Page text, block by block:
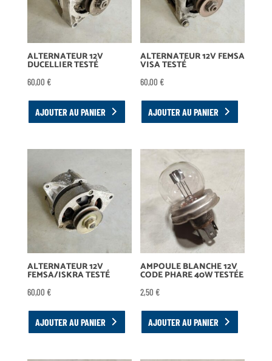
ALTERNATEUR 12V
DUCELLIER TESTÉ
60,00 €
AJOUTER AU PANIER
ALTERNATEUR 12V FEMSA
VISA TESTÉ
60,00€
AJOUTER AU PANIER
ALTERNATEUR 12V
FEMSA/ISKRA TESTÉ
60,00 €
AJOUTER AU PANIER
AMPOULE BLANCHE 12V
CODE PHARE 40W TESTÉE
2,50€
AJOUTER AU PANIER